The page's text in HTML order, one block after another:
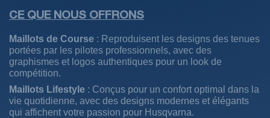
CE QUE NOUS OFFRONS
Maillots de Course : Reproduisent les designs des tenues
portées par les pilotes professionnels, avec des
graphismes et logos authentiques pour un look de
compétition.
Maillots Lifestyle : Conçus pour un confort optimal dans la
vie quotidienne, avec des designs modernes et élégants
qui affichent votre passion pour Husqvarna.